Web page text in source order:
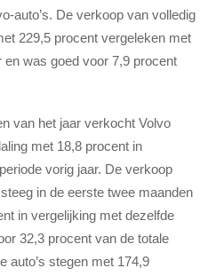
auto’s. De verkoop van volledig
229,5 procent vergeleken met
was goed voor 7,9 procent
van het jaar verkocht Volvo
met 18,8 procent in
vorig jaar. De verkoop
in de eerste twee maanden
in vergelijking met dezelfde
32,3 procent van de totale
auto’s stegen met 174,9